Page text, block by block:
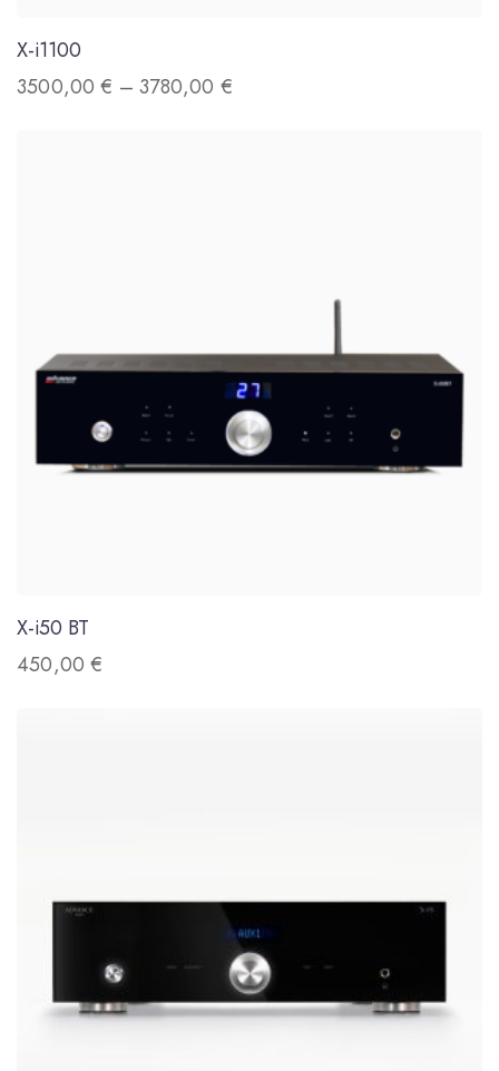
X-i1100
3500,00€ –3780,00 €
X-i50 BT
450,00€